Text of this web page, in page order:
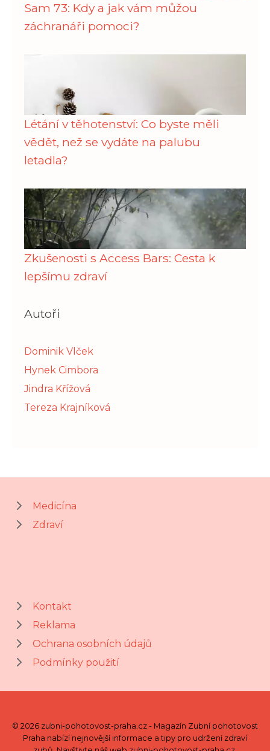
Sam 73: Kdy a jak vám můžou
záchranáři pomoci?
Létání v těhotenství: Co byste měli
vědět, než se vydáte na palubu
letadla?
Zkušenosti s Access Bars: Cesta k
lepšímu zdraví
Autoři
Dominik Vlček
Hynek Cimbora
Jindra Křížová
Tereza Krajníková
Medicína
Zdraví
Kontakt
Reklama
Ochrana osobních údajů
Podmínky použití
© 2026 zubni-pohotovost-praha.cz - Magazín Zubní pohotovost
Praha nabízí nejnovější informace a tipy pro udržení zdraví